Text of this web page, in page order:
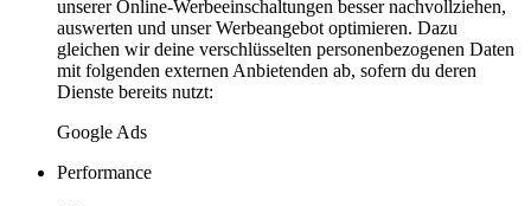
unserer Online-Werbeeinschaltungen besser nachvollziehen,
auswerten und unser Werbeangebot optimieren. Dazu
gleichen wir deine verschlüsselten personenbezogenen Daten
mit folgenden externen Anbietenden ab, sofern du deren
Dienste bereits nutzt:
Google Ads
Performance